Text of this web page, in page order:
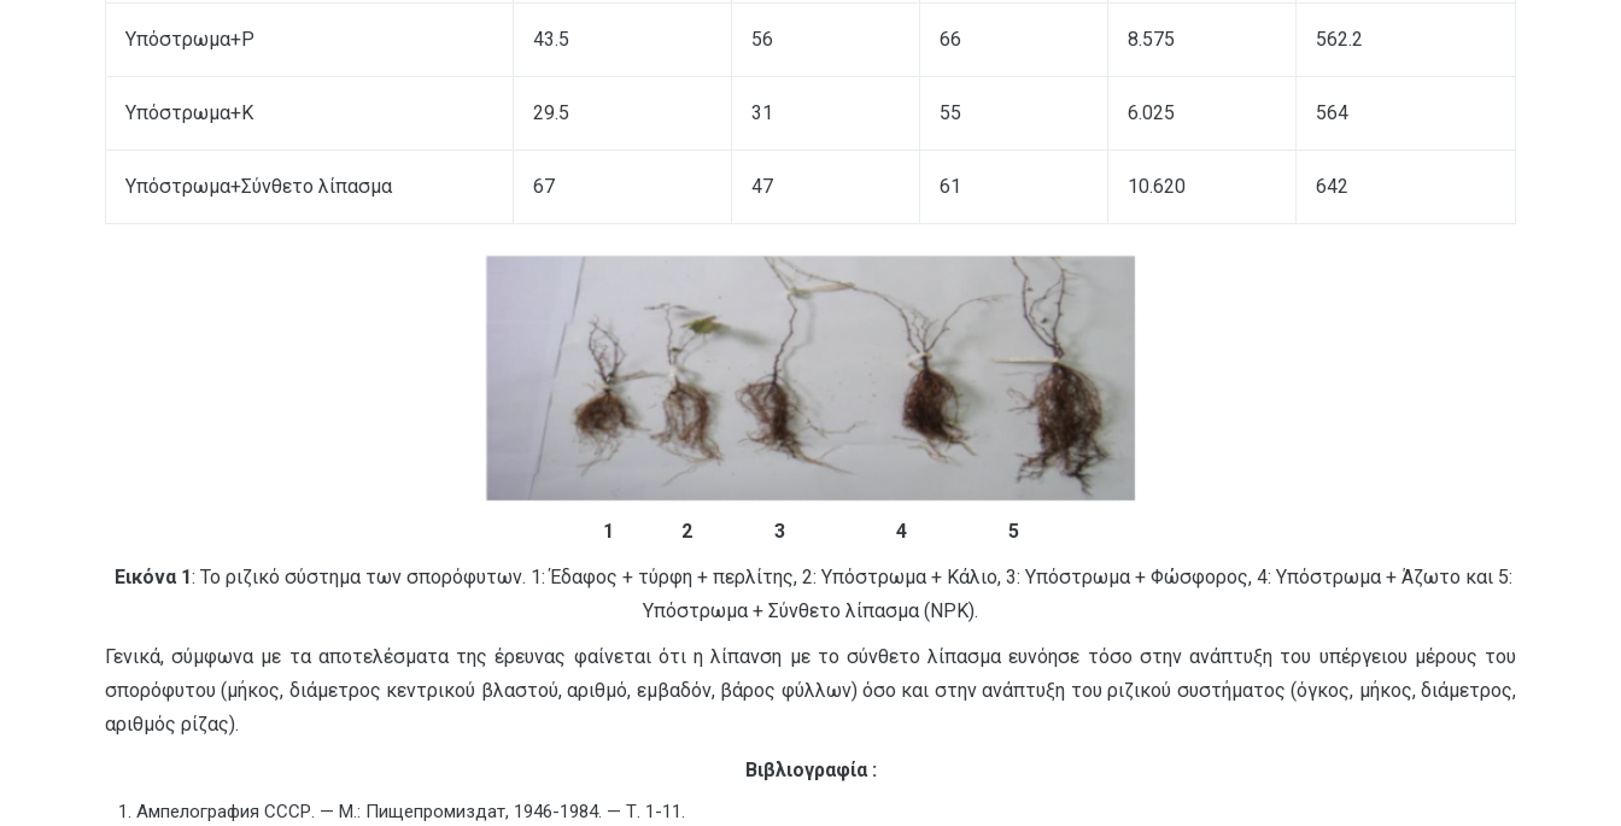
Υπόστρωμα+Ρ 43.5 56 66 8.575 562.2
Υπόστρωμα+Κ 29.5 31 55 6.025 564
Υπόστρωμα+Σύνθετο λίπασμα 67 47 61 10.620 642
1 2 3 4
5
Εικόνα 1: Το ριζικό σύστημα των σπορόφυτων. 1: Έδαφος + τύρφη + περλίτης, 2: Υπόστρωμα + Κάλιο, 3: Υπόστρωμα + Φώσφορος, 4: Υπόστρωμα + Άζωτο και 5:
Υπόστρωμα + Σύνθετο λίπασμα (NPK).
Γενικά, σύμφωνα με τα αποτελέσματα της έρευνας φαίνεται ότι η λίπανση με το σύνθετο λίπασμα ευνόησε τόσο στην ανάπτυξη του υπέργειου μέρους του
σπορόφυτου (μήκος, διάμετρος κεντρικού βλαστού, αριθμό, εμβαδόν, βάρος φύλλων) όσο και στην ανάπτυξη του ριζικού συστήματος (όγκος, μήκος, διάμετρος,
αριθμός ρίζας).
Βιβλιογραφία :
Ампелография СССР. — М.: Пищепромиздат, 1946-1984. — Т. 1-11.